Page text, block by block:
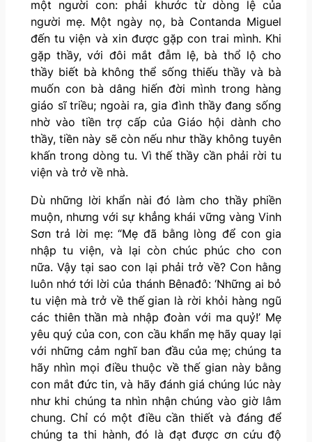
một người con: phải khước từ dòng lệ của
người mẹ. Một ngày nọ, bà Contanda Miguel
đến tu viện và xin được gặp con trai mình. Khi
gặp thầy, với đôi mắt đẫm lệ, bà thổ lộ cho
thầy biết bà không thể sống thiếu thầy và bà
muốn con bà dâng hiến đời mình trong hàng
giáo sĩ triều; ngoài ra, gia đình thầy đang sống
nhờ vào tiền trợ cấp của Giáo hội dành cho
thầy, tiền này sẽ còn nếu như thầy không tuyên
khấn trong dòng tu. Vì thế thầy cần phải rời tu
viện và trở về nhà.
Dù những lời khẩn nài đó làm cho thầy phiền
muộn, nhưng với sự khẳng khái vững vàng Vinh
Sơn trả lời mẹ: “Mẹ đã bằng lòng để con gia
nhập tu viện, và lại còn chúc phúc cho con
nữa. Vậy tại sao con lại phải trở về? Con hằng
luôn nhớ tới lời của thánh Bênađô: ‘Những ai bỏ
tu viện mà trở về thế gian là rời khỏi hàng ngũ
các thiên thần mà nhập đoàn với ma quỷ!’ Mẹ
yêu quý của con, con cầu khẩn mẹ hãy quay lại
với những cảm nghĩ ban đầu của mẹ; chúng ta
hãy nhìn mọi điều thuộc về thế gian này bằng
con mắt đức tin, và hãy đánh giá chúng lúc này
như khi chúng ta nhìn nhận chúng vào giờ lâm
chung. Chỉ có một điều cần thiết và đáng để
chúng ta thi hành, đó là đạt được ơn cứu độ